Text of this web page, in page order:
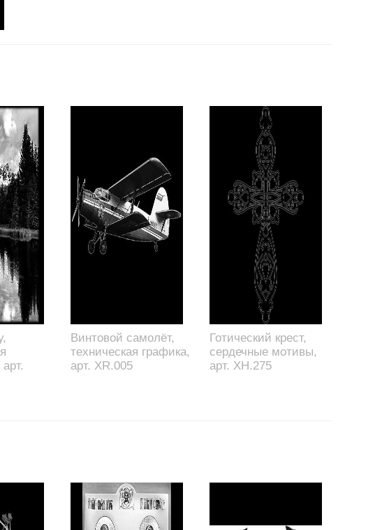
Винтовой самолёт,
техническая графика,
арт. XR.005
Готический крест,
сердечные мотивы,
арт. XH.275